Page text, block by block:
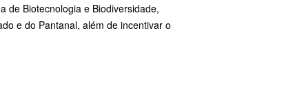
de Biotecnologia e Biodiversidade,
e do Pantanal, além de incentivar o